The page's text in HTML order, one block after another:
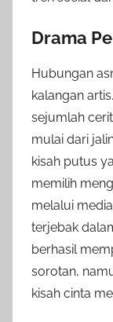
Drama
Hubungan
kalangan
sejumlah
mulai dari
kisah putus
memilih
melalui
terjebak
berhasil
sorotan,
kisah cinta